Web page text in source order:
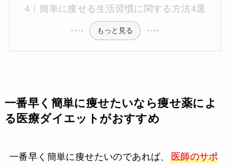
簡単に痩せる生活習慣に関する方法4選
もっと見る
一番早く簡単に痩せたいなら痩せ薬によ
る医療ダイエットがおすすめ
一番早く簡単に痩せたいのであれば、 医師のサポ